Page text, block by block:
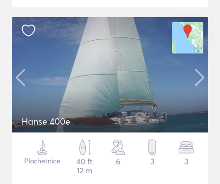
Hanse 400e
Plachetnice
40 ft
12 m
6 3 3